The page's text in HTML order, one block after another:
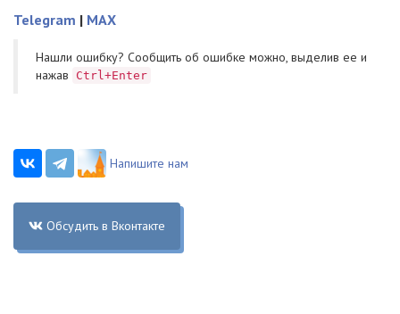
Telegram | MAX
Нашли ошибку? Cообщить об ошибке можно, выделив ее и
нажав
Ctrl+Enter
Напишите нам
Обсудить в Вконтакте